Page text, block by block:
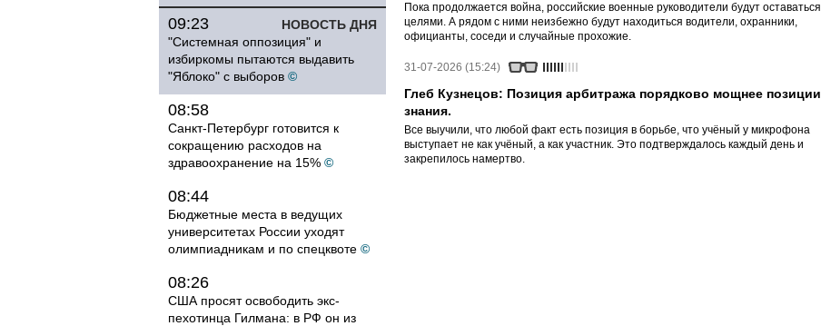
НОВОСТЬ ДНЯ
09:23
"Системная оппозиция" и
избиркомы пытаются выдавить
"Яблоко" с выборов ©
08:58
Санкт-Петербург готовится к
сокращению расходов на
здравоохранение на 15% ©
08:44
Бюджетные места в ведущих
университетах России уходят
олимпиадникам и по спецквоте ©
08:26
США просят освободить экс-
пехотинца Гилмана: в РФ он из
Пока продолжается война, российские военные руководители будут оставаться
целями. А рядом с ними неизбежно будут находиться водители, охранники,
официанты, соседи и случайные прохожие.
31-07-2026 (15:24)
Глеб Кузнецов: Позиция арбитража порядково мощнее позиции
знания.
Все выучили, что любой факт есть позиция в борьбе, что учёный у микрофона
выступает не как учёный, а как участник. Это подтверждалось каждый день и
закрепилось намертво.